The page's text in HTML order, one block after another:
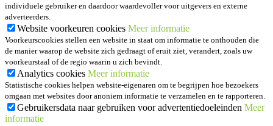
individuele gebruiker en daardoor waardevoller voor uitgevers en externe
adverteerders.
Website voorkeuren cookies Meer informatie
Voorkeurscookies stellen een website in staat om informatie te onthouden die
de manier waarop de website zich gedraagt of eruit ziet, verandert, zoals uw
voorkeurstaal of de regio waarin u zich bevindt.
Analytics cookies Meer informatie
Statistische cookies helpen website-eigenaren om te begrijpen hoe bezoekers
omgaan met websites door anoniem informatie te verzamelen en te rapporteren.
Gebruikersdata naar gebruiken voor advertentiedoeleinden Meer
informatie